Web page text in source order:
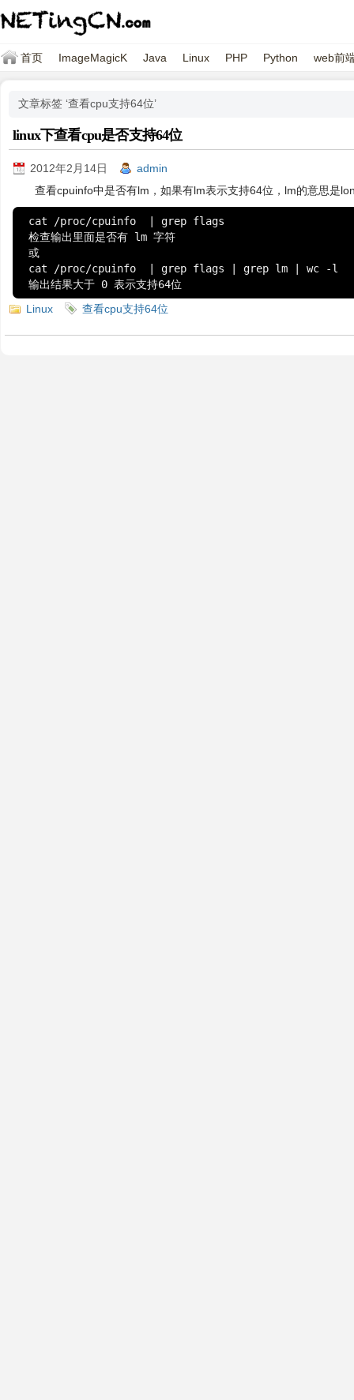
首页 ImageMagicK Java Linux PHP Python web前
文章标签 ‘查看cpu支持64位’
linux下查看cpu是否支持64位
2012年2月14日
admin
查看cpuinfo中是否有lm，如果有lm表示支持64位，lm的意思是
cat /proc/cpuinfo  | grep flags
检查输出里面是否有 lm 字符
或
cat /proc/cpuinfo  | grep flags | grep lm | wc -l
输出结果大于 0 表示支持64位
Linux
查看cpu支持64位